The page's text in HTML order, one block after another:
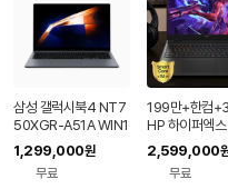
삼성 갤럭시북4 NT7
50XGR-A51A WIN1
1 FPP(버젼UP설치)
업무용 학생용 사무용
노트북 문스톤그레이
1,299,000원
무료
199만+한컴
HP 하이퍼엑스
6 AI7 450
0 게이밍 노트
2,599,000
무료